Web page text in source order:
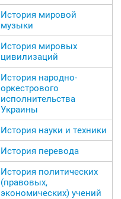
История мировой
музыки
История мировых
цивилизаций
История народно-
оркестрового
исполнительства
Украины
История науки и техники
История перевода
История политических
(правовых,
экономических) учений